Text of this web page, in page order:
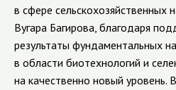
в сфере сельскохозяйственных
Вугара Багирова, благодаря
результаты фундаментальных
в области биотехнологий и
на качественно новый уровень.